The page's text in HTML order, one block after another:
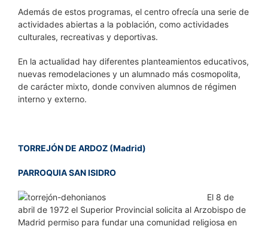
Además de estos programas, el centro ofrecía una serie de
actividades abiertas a la población, como actividades
culturales, recreativas y deportivas.
En la actualidad hay diferentes planteamientos educativos,
nuevas remodelaciones y un alumnado más cosmopolita,
de carácter mixto, donde conviven alumnos de régimen
interno y externo.
TORREJÓN DE ARDOZ (Madrid)
PARROQUIA SAN ISIDRO
El 8 de
abril de 1972 el Superior Provincial solicita al Arzobispo de
Madrid permiso para fundar una comunidad religiosa en